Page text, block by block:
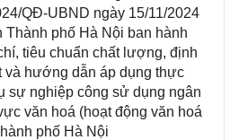
QĐ-UBND ngày 15/11/2024
Thành phố Hà Nội ban hành
tiêu chuẩn chất lượng, định
và hướng dẫn áp dụng thực
sự nghiệp công sử dụng ngân
văn hoá (hoạt động văn hoá
phố Hà Nội